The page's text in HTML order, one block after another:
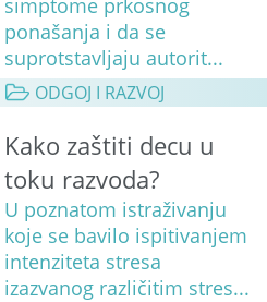
ponašanja i da se
suprotstavljaju autorit...
ODGOJ I RAZVOJ
Kako zaštiti decu u
toku razvoda?
U poznatom istraživanju
koje se bavilo ispitivanjem
intenziteta stresa
izazvanog različitim stres...